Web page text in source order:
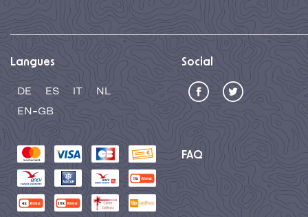
Langues
DE ES IT
NL
EN-GB
Social
FAQ